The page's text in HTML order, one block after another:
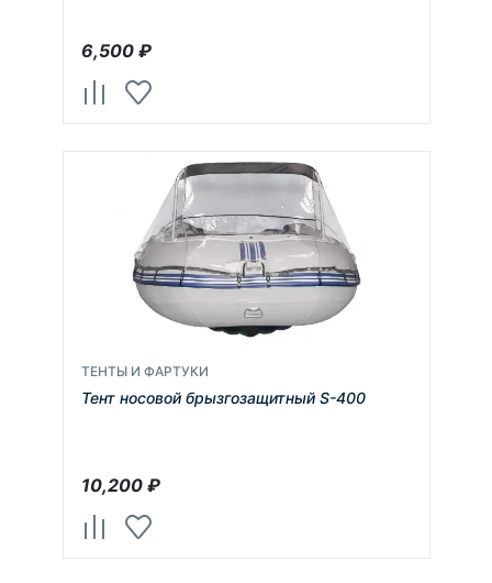
6,500₽
ТЕНТЫ И ФАРТУКИ
Тент носовой брызгозащитный S-400
10,200₽